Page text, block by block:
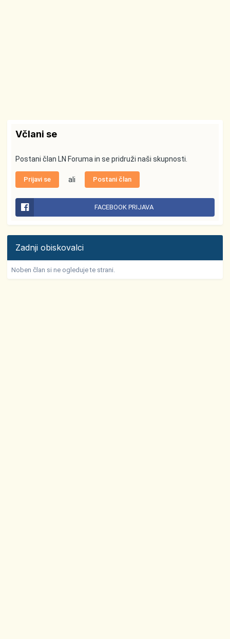
Včlani se
Postani član LN Foruma in se pridruži naši skupnosti.
Prijavi se ali Postani član
FACEBOOK PRIJAVA
Zadnji obiskovalci
Noben član si ne ogleduje te strani.